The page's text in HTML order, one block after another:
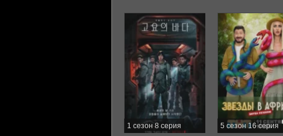
1 сезон 8 серия 5 сезон 16 серия